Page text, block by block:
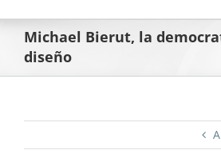
Michael Bierut, la
diseño